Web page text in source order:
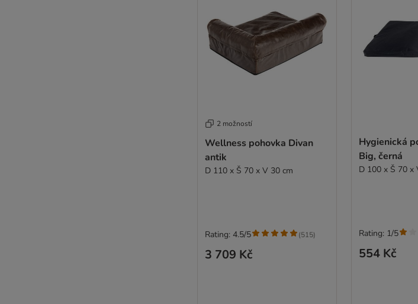
2 možností
Wellness pohovka Divan
antik
D 110 x Š 70 x V 30 cm
3 709 Kč
Rating: 4.5/5 (515)
Hygienická
Big, černá
D 100 x Š 70 x
554 Kč
Rating: 1/5